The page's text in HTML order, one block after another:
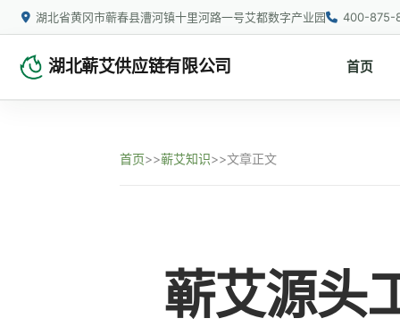
湖北省黄冈市蕲春县漕河镇十里河路一号艾都数字产业园 400-875-
湖北蕲艾供应链有限公司 首页
首页>>蕲艾知识>>文章正文
蕲艾源头